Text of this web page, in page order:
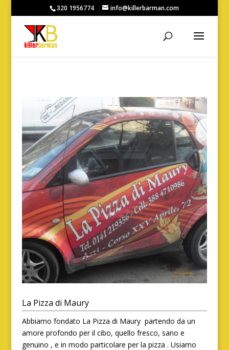
320 1956774 info@killerbarman.com
La Pizza di Maury
Abbiamo fondato La Pizza di Maury partendo da un
amore profondo per il cibo, quello fresco, sano e
genuino , e in modo particolare per la pizza . Usiamo